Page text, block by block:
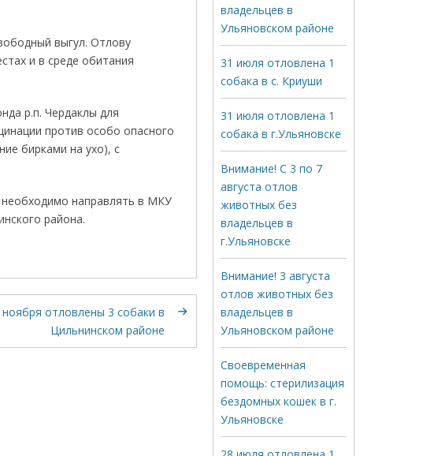
выгул. Отлову
и в среде обитания
р.п. Чердаклы для
против особо опасного
бирками на ухо), с
необходимо направлять в МКУ
района.
ноября отловлены 3 собаки в
Цильнинском районе
владельцев в
Ульяновском районе
31 июля отловлена 1
собака в с. Криуши
31 июля отловлена 1
собака в г.Ульяновске
Внимание! С 3 по 7
августа отлов
животных без
владельцев в
г.Ульяновске
Внимание! 3 августа
отлов животных без
владельцев в
Ульяновском районе
Своевременная
помощь: стерилизация
бездомных кошек в г.
Ульяновске